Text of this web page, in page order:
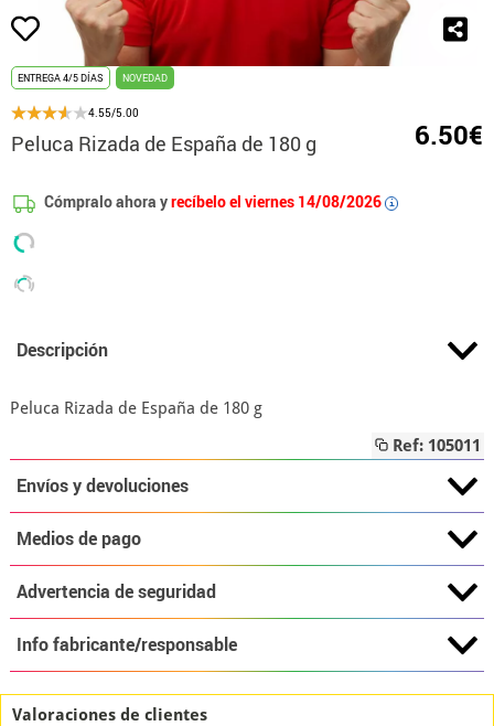
ENTREGA 4/5 DÍAS NOVEDAD
4.55/5.00
Peluca Rizada de España de 180 g 6.50€
Cómpralo ahora yrecíbelo el viernes 14/08/2026 i
Descripción
Peluca Rizada de España de 180 g
Ref: 105011
Envíos y devoluciones
Medios de pago
Advertencia de seguridad
Info fabricante/responsable
Valoraciones de clientes